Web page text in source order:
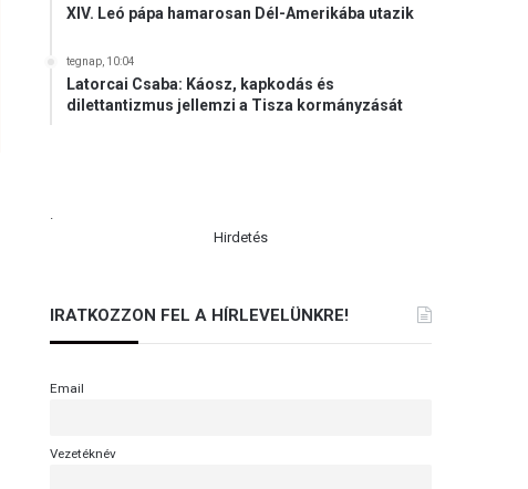
XIV. Leó pápa hamarosan Dél-Amerikába utazik
tegnap, 10:04
Latorcai Csaba: Káosz, kapkodás és
dilettantizmus jellemzi a Tisza kormányzását
.
Hirdetés
IRATKOZZON FEL A HÍRLEVELÜNKRE!
Email
Vezetéknév